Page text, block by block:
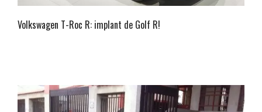
Volkswagen T-Roc R: implant de Golf R!